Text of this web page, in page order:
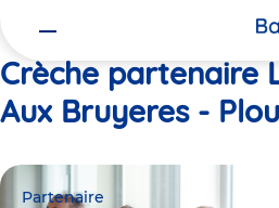
Crèche partenaire
Aux Bruyeres -
Partenaire